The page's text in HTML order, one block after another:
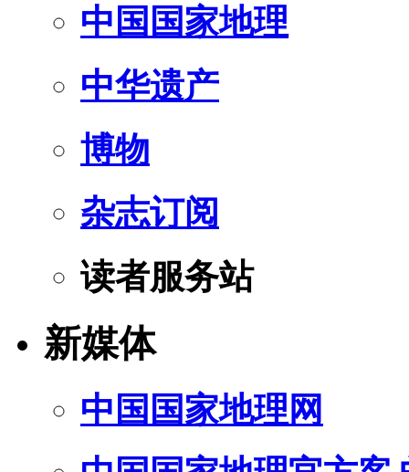
中国国家地理
中华遗产
博物
杂志订阅
读者服务站
新媒体
中国国家地理网